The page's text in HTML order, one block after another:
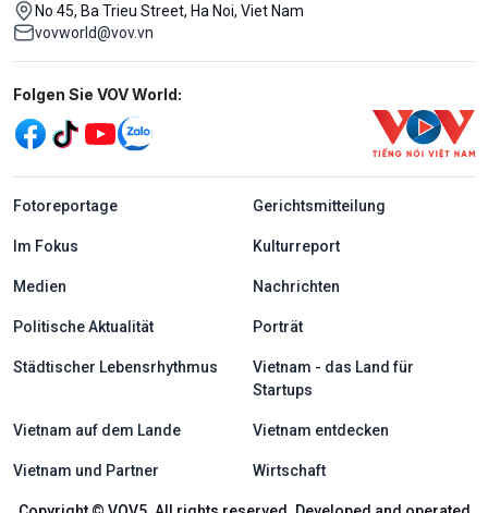
No 45, Ba Trieu Street, Ha Noi, Viet Nam
vovworld@vov.vn
Mạng xã hội
Folgen Sie VOV World:
menu footer tiếng Đức
Fotoreportage Gerichtsmitteilung
Im Fokus Kulturreport
Medien Nachrichten
Politische Aktualität Porträt
Städtischer Lebensrhythmus
Vietnam - das Land für
Startups
Vietnam auf dem Lande Vietnam entdecken
Vietnam und Partner Wirtschaft